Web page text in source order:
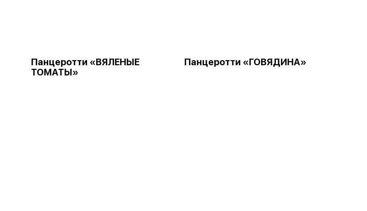
Панцеротти «ВЯЛЕНЫЕ
ТОМАТЫ»
Панцеротти «ГОВЯДИНА»